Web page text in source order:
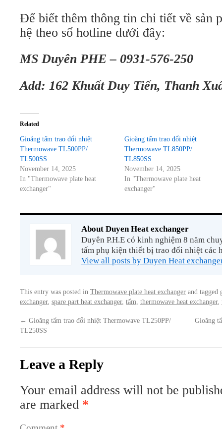
Để biết thêm thông tin chi tiết về sản
hệ theo số hotline dưới đây:
MS Duyên PHE – 0931-576-250
Add: 162 Khuất Duy Tiến, Thanh
Related
Gioăng tấm trao đổi nhiệt
Thermowave TL500PP/
TL500SS
November 14, 2025
In "Thermowave plate heat
exchanger"
Gioăng tấm trao đổi nhiệt
Thermowave TL850PP/
TL850SS
November 14, 2025
In "Thermowave plate heat
exchanger"
About Duyen Heat exchanger
Duyên P.H.E có kinh nghiệm 8 năm
tấm phụ kiện thiết bị trao đổi nhiệt các
View all posts by Duyen Heat
This entry was posted in Thermowave plate heat exchanger and tagged
exchanger, spare part heat exchanger, tấm, thermowave heat exchanger,
← Gioăng tấm trao đổi nhiệt Thermowave TL250PP/
TL250SS
Gioăng
Leave a Reply
Your email address will not be
are marked *